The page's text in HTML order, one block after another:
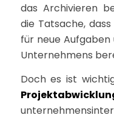
das Archivieren
die Tatsache,
für neue
Unternehmens
Doch es ist